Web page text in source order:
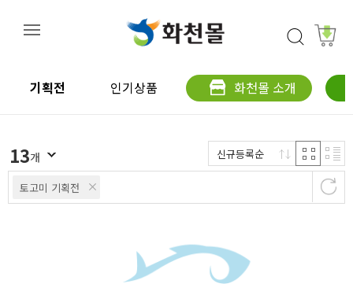
기획전 인기상품 화천몰 소개
토고미 기획전
13개 신규등록순